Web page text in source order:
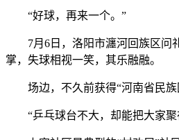
“好球，再来一个。”
7月6日，洛阳市瀍河回族区问礼
掌，失球相视一笑，其乐融融。
场边，不久前获得“河南省民族
“乒乓球台不大，却能把大家聚